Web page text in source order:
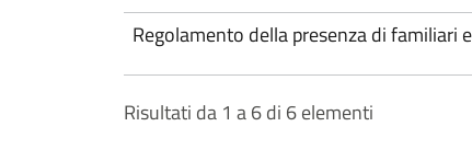
Regolamento della presenza di familiari
Risultati da 1 a 6 di 6 elementi